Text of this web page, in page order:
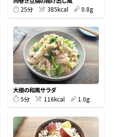
25分
385kcal 0.8g
大根の和風サラダ
5分
116kcal 1.0g